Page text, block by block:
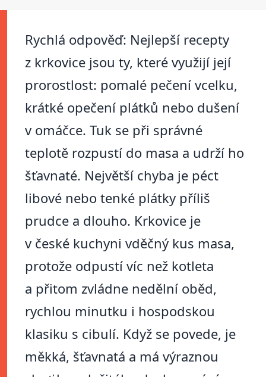
Rychlá odpověď: Nejlepší recepty
z krkovice jsou ty, které využijí její
prorostlost: pomalé pečení vcelku,
krátké opečení plátků nebo dušení
v omáčce. Tuk se při správné
teplotě rozpustí do masa a udrží ho
šťavnaté. Největší chyba je péct
libové nebo tenké plátky příliš
prudce a dlouho. Krkovice je
v české kuchyni vděčný kus masa,
protože odpustí víc než kotleta
a přitom zvládne nedělní oběd,
rychlou minutku i hospodskou
klasiku s cibulí. Když se povede, je
měkká, šťavnatá a má výraznou